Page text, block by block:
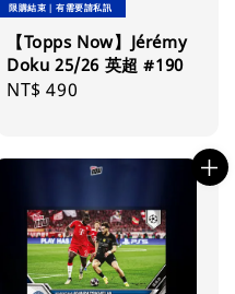
限購結束｜有需要請私訊
【Topps Now】Jérémy
Doku 25/26 英超 #190
Regular
NT$ 490